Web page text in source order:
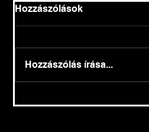
- munkáshitel
Hozzászólások
Hozzászólás írása...